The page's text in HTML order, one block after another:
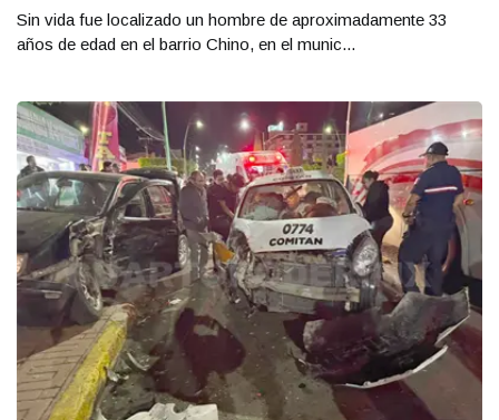
Sin vida fue localizado un hombre de aproximadamente 33
años de edad en el barrio Chino, en el munic...